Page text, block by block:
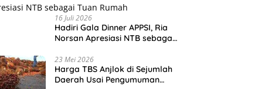
16 Juli 2026
Hadiri Gala Dinner APPSI, Ria
Norsan Apresiasi NTB sebagai
23 Mei 2026
Harga TBS Anjlok di Sejumlah
Daerah Usai Pengumuman